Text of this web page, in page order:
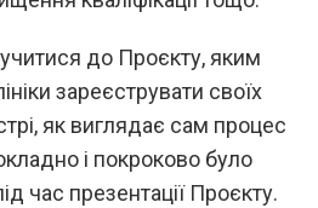
до Проєкту, яким
зареєструвати своїх
як виглядає сам процес
і покроково було
час презентації Проєкту.